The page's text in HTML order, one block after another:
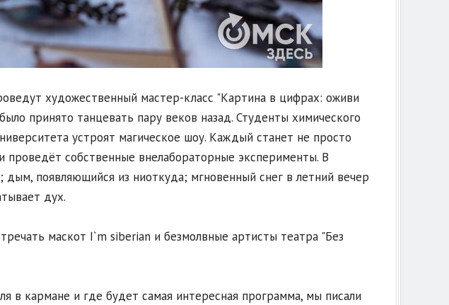
художественный мастер-класс "Картина в цифрах: оживи
принято танцевать пару веков назад. Студенты химического
устроят магическое шоу. Каждый станет не просто
проведёт собственные внелабораторные эксперименты. В
появляющийся из ниоткуда; мгновенный снег в летний вечер
дух.
маскот I`m siberian и безмолвные артисты театра "Без
в кармане и где будет самая интересная программа, мы писали